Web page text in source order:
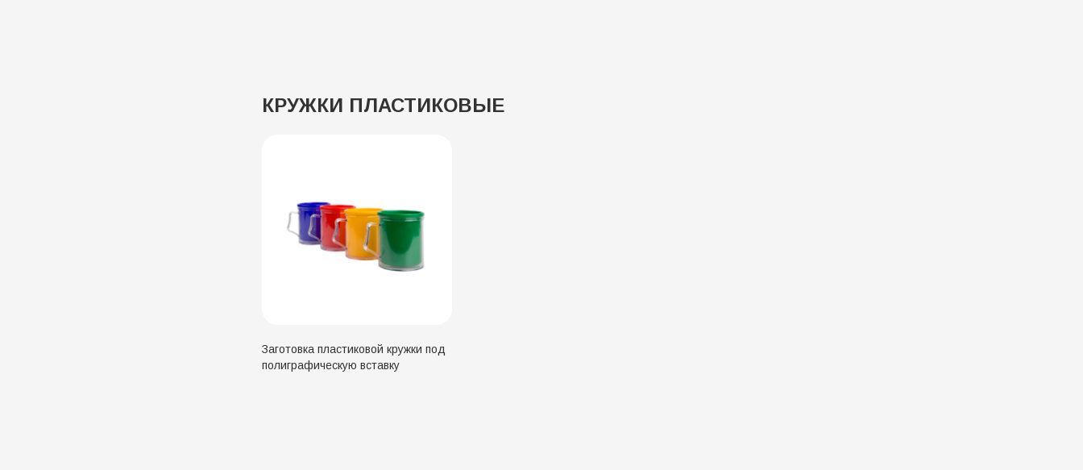
КРУЖКИ ПЛАСТИКОВЫЕ
Заготовка пластиковой кружки под
полиграфическую вставку